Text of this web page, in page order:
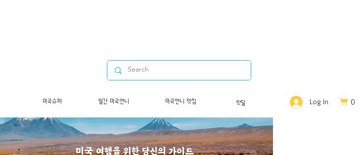
미국 여행을 위한 당신의 가이드
미국슈퍼 월간 미국언니 미국언니 맛집 핫딜 Log In 0